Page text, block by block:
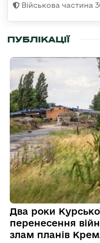
Військова частина
ПУБЛІКАЦІЇ
Два роки
перенесення
злам планів